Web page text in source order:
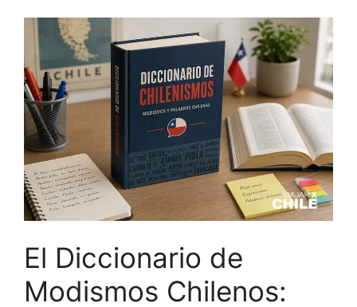
El Diccionario de
Modismos Chilenos: